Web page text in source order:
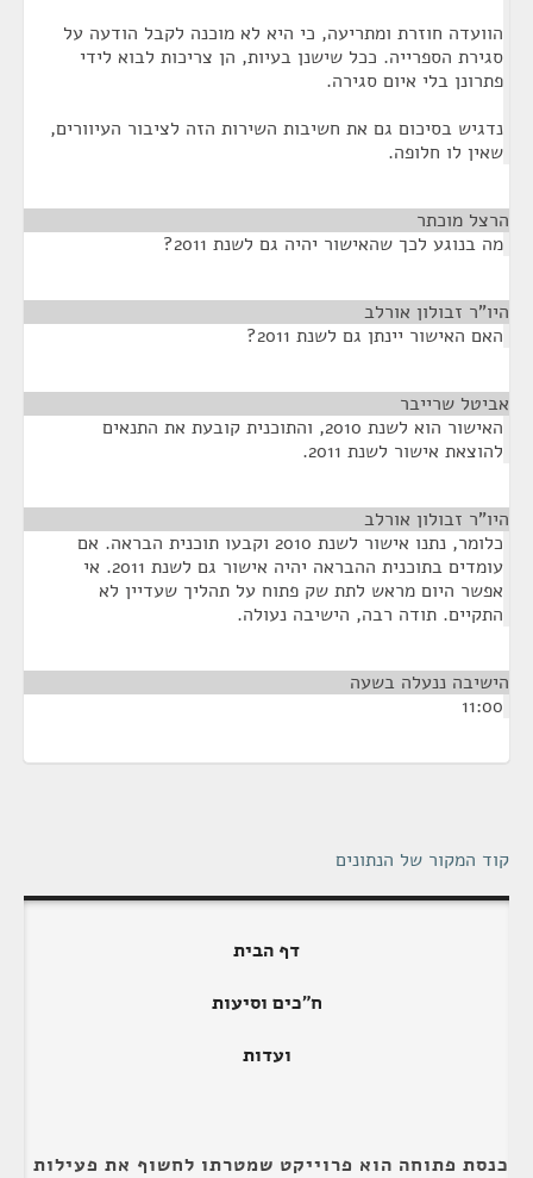
הוועדה חוזרת ומתריעה, כי היא לא מוכנה לקבל הודעה על
סגירת הספרייה. ככל שישנן בעיות, הן צריכות לבוא לידי
פתרונן בלי איום סגירה.
נדגיש בסיכום גם את חשיבות השירות הזה לציבור העיוורים,
שאין לו חלופה.
הרצל מוכתר
מה בנוגע לכך שהאישור יהיה גם לשנת 2011?
היו"ר זבולון אורלב
האם האישור יינתן גם לשנת 2011?
אביטל שרייבר
האישור הוא לשנת 2010, והתוכנית קובעת את התנאים
להוצאת אישור לשנת 2011.
היו"ר זבולון אורלב
כלומר, נתנו אישור לשנת 2010 וקבעו תוכנית הבראה. אם
עומדים בתוכנית ההבראה יהיה אישור גם לשנת 2011. אי
אפשר היום מראש לתת שק פתוח על תהליך שעדיין לא
התקיים. תודה רבה, הישיבה נעולה.
הישיבה ננעלה בשעה
11:00
קוד המקור של הנתונים
דף הבית
ח"כים וסיעות
ועדות
כנסת פתוחה הוא פרוייקט שמטרתו לחשוף את פעילות